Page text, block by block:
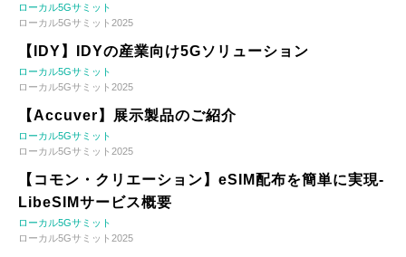
ローカル5Gサミット
ローカル5Gサミット2025
【IDY】IDYの産業向け5Gソリューション
ローカル5Gサミット
ローカル5Gサミット2025
【Accuver】展示製品のご紹介
ローカル5Gサミット
ローカル5Gサミット2025
【コモン・クリエーション】eSIM配布を簡単に実現-
LibeSIMサービス概要
ローカル5Gサミット
ローカル5Gサミット2025